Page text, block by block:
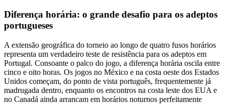
Diferença horária: o grande desafio para os adeptos
portugueses
A extensão geográfica do torneio ao longo de quatro fusos horários
representa um verdadeiro teste de resistência para os adeptos em
Portugal. Consoante o palco do jogo, a diferença horária oscila entre
cinco e oito horas. Os jogos no México e na costa oeste dos Estados
Unidos começam, do ponto de vista português, frequentemente já
madrugada dentro, enquanto os encontros na costa leste dos EUA e
no Canadá ainda arrancam em horários noturnos perfeitamente